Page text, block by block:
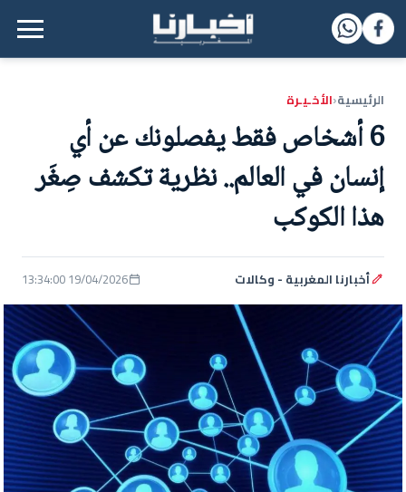
القائمة الرئيسية
الرئيسية‹الأخـيـرة
6 أشخاص فقط يفصلونك عن أي
إنسان في العالم.. نظرية تكشف صِغَر
هذا الكوكب
أخبارنا المغربية - وكالات 19/04/2026 13:34:00